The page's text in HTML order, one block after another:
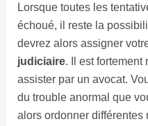
Lorsque toutes les
échoué, il reste la
devrez alors assigner
judiciaire. Il est fortement
assister par un avocat.
du trouble anormal que
alors ordonner différentes